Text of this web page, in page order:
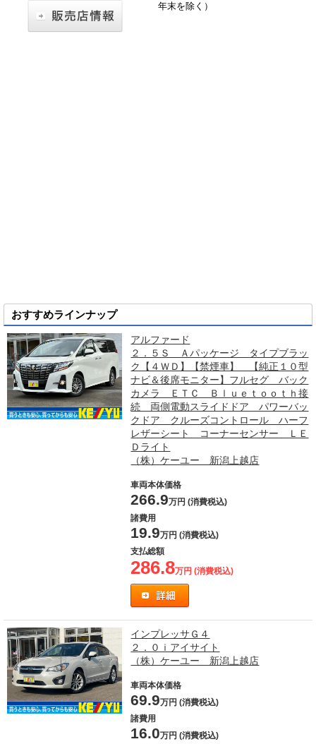
年末を除く）
おすすめラインナップ
アルファード
２．５Ｓ Ａパッケージ タイプブラッ
ク【４ＷＤ】【禁煙車】 【純正１０型
ナビ＆後席モニター】フルセグ バック
カメラ ＥＴＣ Ｂｌｕｅｔｏｏｔｈ接
続 両側電動スライドドア パワーバッ
クドア クルーズコントロール ハーフ
レザーシート コーナーセンサー ＬＥ
Ｄライト
（株）ケーユー 新潟上越店
車両本体価格
266.9万円 (消費税込)
諸費用
19.9万円 (消費税込)
支払総額
286.8万円 (消費税込)
インプレッサＧ４
２．０ｉアイサイト
（株）ケーユー 新潟上越店
車両本体価格
69.9万円 (消費税込)
諸費用
16.0万円 (消費税込)